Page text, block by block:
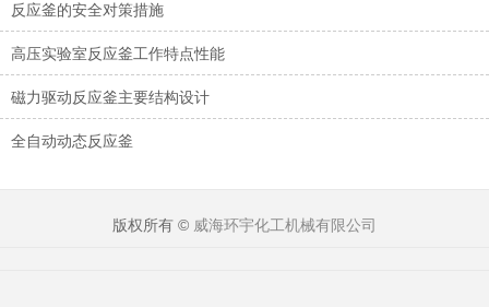
反应釜的安全对策措施
高压实验室反应釜工作特点性能
磁力驱动反应釜主要结构设计
全自动动态反应釜
版权所有 © 威海环宇化工机械有限公司